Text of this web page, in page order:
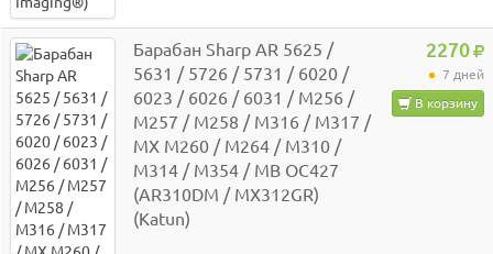
Барабан Sharp AR 5625 /
5631 / 5726 / 5731 / 6020 /
6023 / 6026 / 6031 / M256 /
M257 / M258 / M316 / M317 /
MX M260 / M264 / M310 /
M314 / M354 / MB OC427
(AR310DM / MX312GR)
(Katun)
2270
7 дней
В корзину